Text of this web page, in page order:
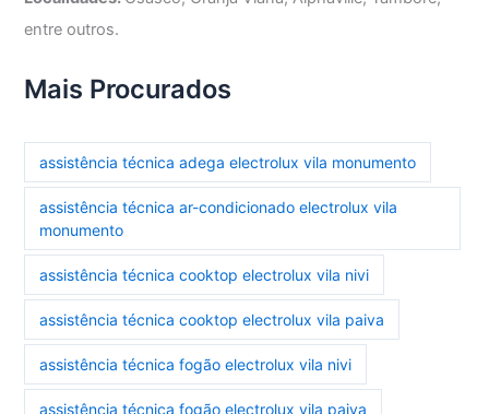
entre outros.
Mais Procurados
assistência técnica adega electrolux vila monumento
assistência técnica ar-condicionado electrolux vila
monumento
assistência técnica cooktop electrolux vila nivi
assistência técnica cooktop electrolux vila paiva
assistência técnica fogão electrolux vila nivi
assistência técnica fogão electrolux vila paiva